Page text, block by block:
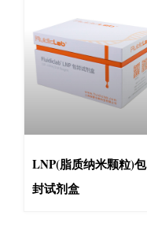
LNP(脂质纳米颗粒)包
封试剂盒